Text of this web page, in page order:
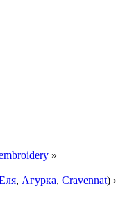
»
, Агурка, Cravennat)